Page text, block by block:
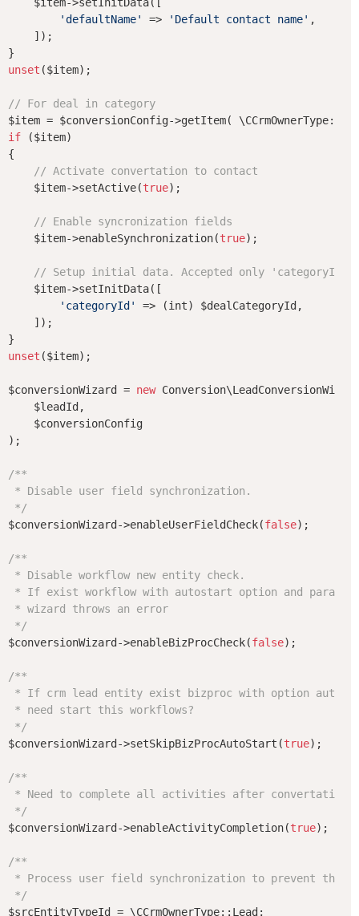
    $item->setInitData([
'defaultName'
=> 'Default contact name' ,
    ]);
unset ($item);
// For deal in category
if ($item)
{
// Activate convertation to contact
    $item->setActive(
true);
// Enable syncronization fields
    $item->enableSynchronization(
true);
// Setup initial data. Accepted only 'categoryId'
    $item->setInitData([
'categoryId'
=> (int) $dealCategoryId,
    ]);
unset ($item);
$conversionWizard = new
    $leadId,
    $conversionConfig
);
/**
* Disable user field synchronization.
*/
$conversionWizard->enableUserFieldCheck(false);
/**
* Disable workflow new entity check.
* If exist workflow with autostart option and
* wizard throws an error
*/
$conversionWizard->enableBizProcCheck(false);
/**
* If crm lead entity exist bizproc with option
* need start this workflows?
*/
$conversionWizard->setSkipBizProcAutoStart(true);
/**
* Need to complete all activities after convertation
*/
$conversionWizard->enableActivityCompletion(true);
/**
* Process user field synchronization to prevent the
*/